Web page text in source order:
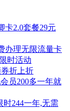
卡2.0套餐29元
办理无限流量卡
时活动
折上折
员200多一年就
时244一年,无需